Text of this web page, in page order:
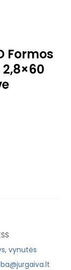
Formos
vynutės